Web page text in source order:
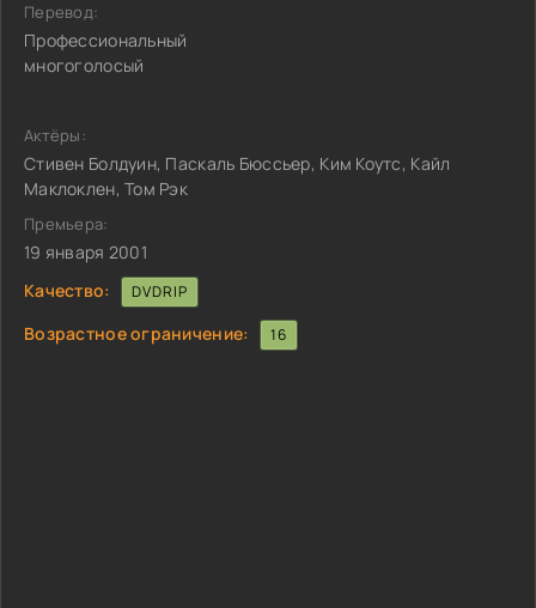
Перевод:
Профессиональный
многоголосый
Актёры:
Стивен Болдуин, Паскаль Бюссьер, Ким Коутс, Кайл
Маклоклен, Том Рэк
Премьера:
19 января 2001
Качество:
DVDRIP
Возрастное ограничение: 16